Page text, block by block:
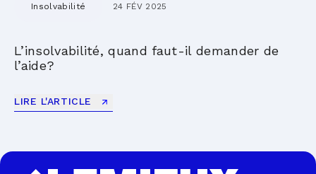
Insolvabilité 24 FÉV 2025
L’insolvabilité, quand faut-il demander de
l’aide?
LIRE L'ARTICLE